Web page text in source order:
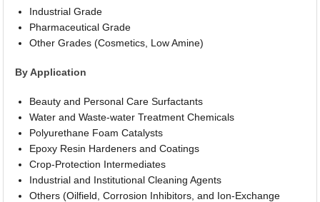
Industrial Grade
Pharmaceutical Grade
Other Grades (Cosmetics, Low Amine)
By Application
Beauty and Personal Care Surfactants
Water and Waste-water Treatment Chemicals
Polyurethane Foam Catalysts
Epoxy Resin Hardeners and Coatings
Crop-Protection Intermediates
Industrial and Institutional Cleaning Agents
Others (Oilfield, Corrosion Inhibitors, and Ion-Exchange